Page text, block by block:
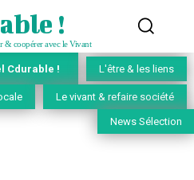
!
& coopérer avec le Vivant
Cdurable ! L'être & les liens
Le vivant & refaire société
News Sélection